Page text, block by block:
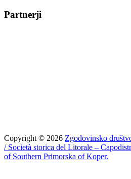
Partnerji
Copyright © 2026 Zgodovinsko
/ Società storica del Litorale –
of Southern Primorska of Koper.